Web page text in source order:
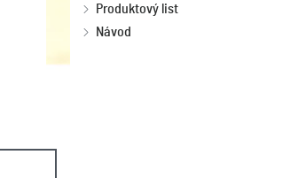
Produktový list
Návod